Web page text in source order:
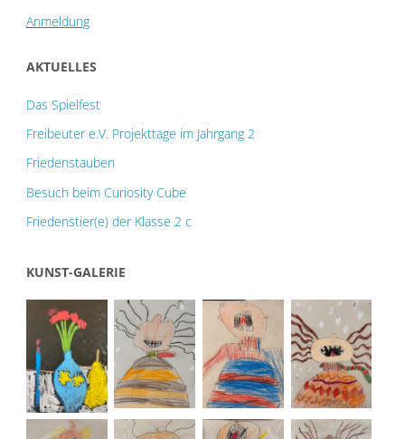
Anmeldung
AKTUELLES
Das Spielfest
Freibeuter e.V. Projekttage im Jahrgang 2
Friedenstauben
Besuch beim Curiosity Cube
Friedenstier(e) der Klasse 2 c
KUNST-GALERIE